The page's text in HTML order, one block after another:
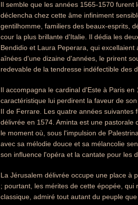
Il semble que les années 1565-1570 furent
déclencha chez cette âme infiniment
gentilhomme, familiers des beaux-esprits,
cour la plus brillante d'Italie. Il dédia les
Bendidio et Laura Peperara, qui excellaient
aînées d'une dizaine d'années, le prirent
redevable de la tendresse indéfectible des
Il accompagna le cardinal d'Este à Paris
caractéristique lui perdirent la faveur de
II de Ferrare. Les quatre années suivantes
délivrée en 1574. Aminta est une
le moment où, sous l'impulsion de
avec sa mélodie douce et sa mélancolie
son influence l'opéra et la cantate pour les
La Jérusalem délivrée occupe une place à
; pourtant, les mérites de cette épopée,
classique, admiré tout autant du peuple